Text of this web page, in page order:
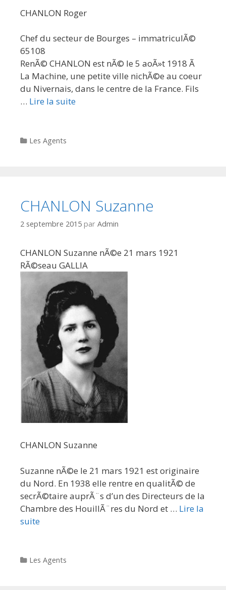
CHANLON Roger
Chef du secteur de Bourges – immatriculÃ©
65108
RenÃ© CHANLON est nÃ© le 5 aoÃ»t 1918 Ã
La Machine, une petite ville nichÃ©e au coeur
du Nivernais, dans le centre de la France. Fils
… Lire la suite
Categories
Les Agents
CHANLON Suzanne
2 septembre 2015 par Admin
CHANLON Suzanne nÃ©e 21 mars 1921
RÃ©seau GALLIA
CHANLON Suzanne
Suzanne nÃ©e le 21 mars 1921 est originaire
du Nord. En 1938 elle rentre en qualitÃ© de
secrÃ©taire auprÃ¨s d’un des Directeurs de la
Chambre des HouillÃ¨res du Nord et … Lire la
suite
Categories
Les Agents